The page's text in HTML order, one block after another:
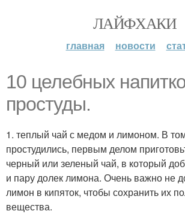
ЛАЙФХАКИ
главная новости
10 целебных
простуды.
1. теплый чай с медом и лимоном. В
простудились, первым делом
черный или зеленый чай, в который
и пару долек лимона. Очень важно не
лимон в кипяток, чтобы сохранить их
вещества.